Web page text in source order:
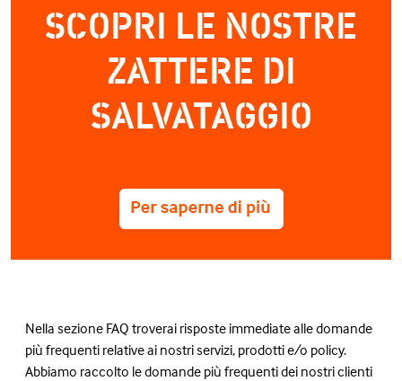
SCOPRI LE NOSTRE
ZATTERE DI
SALVATAGGIO
Nella sezione FAQ troverai risposte immediate alle domande
più frequenti relative ai nostri servizi, prodotti e/o policy.
Abbiamo raccolto le domande più frequenti dei nostri clienti